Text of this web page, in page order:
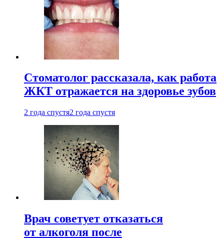
Стоматолог рассказала, как работа
ЖКТ отражается на здоровье зубов
2 года спустя2 года спустя
Врач советует отказаться
от алкоголя после